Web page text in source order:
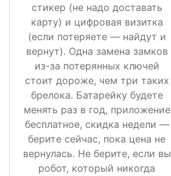
стикер (не надо доставать
карту) и цифровая визитка
(если потеряете — найдут и
вернут). Одна замена замков
из-за потерянных ключей
стоит дороже, чем три таких
брелока. Батарейку будете
менять раз в год, приложение
бесплатное, скидка недели —
берите сейчас, пока цена не
вернулась. Не берите, если вы
робот, который никогда